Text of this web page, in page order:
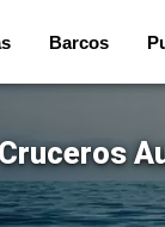
Barcos